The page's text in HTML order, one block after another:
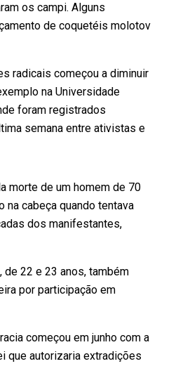
os campi. Alguns
de coquetéis molotov
radicais começou a diminuir
na Universidade
foram registrados
semana entre ativistas e
morte de um homem de 70
na cabeça quando tentava
dos manifestantes,
22 e 23 anos, também
por participação em
começou em junho com a
que autorizaria extradições